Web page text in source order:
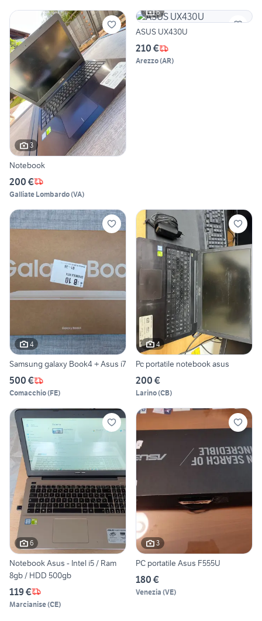
3
Notebook
200 €
Galliate Lombardo(VA)
6
ASUS UX430U
210 €
Arezzo(AR)
4
Samsung galaxy Book4 + Asus i7
500 €
Comacchio(FE)
4
Pc portatile notebook asus
200 €
Larino(CB)
6
Notebook Asus - Intel i5 / Ram
8gb / HDD 500gb
119 €
Marcianise(CE)
3
PC portatile Asus F555U
180 €
Venezia (VE)